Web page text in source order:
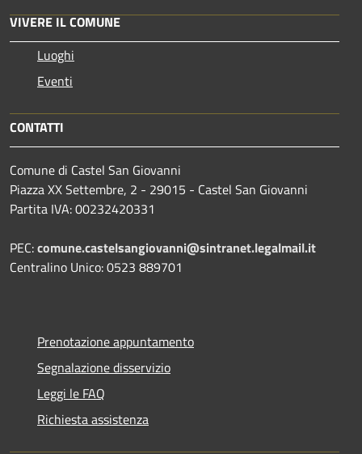
VIVERE IL COMUNE
Luoghi
Eventi
CONTATTI
Comune di Castel San Giovanni
Piazza XX Settembre, 2 - 29015 - Castel San Giovanni
Partita IVA: 00232420331
PEC:comune.castelsangiovanni@sintranet.legalmail.it
Centralino Unico: 0523 889701
Prenotazione appuntamento
Segnalazione disservizio
Leggi le FAQ
Richiesta assistenza